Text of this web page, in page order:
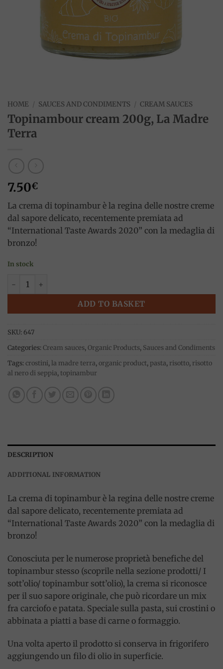
HOME / SAUCES AND CONDIMENTS / CREAM SAUCES
Topinambour cream 200g, La Madre
Terra
7.50€
La crema di topinambur è la regina delle nostre creme
dal sapore delicato, recentemente premiata ad
“International Taste Awards 2020” con la medaglia di
bronzo!
In stock
Topinambour cream 200g, La Madre Terra quantity
ADD TO BASKET
SKU: 647
Categories: Cream sauces, Organic Products, Sauces and Condiments
Tags: crostini, la madre terra, organic product, pasta, risotto, risotto
al nero di seppia, topinambur
DESCRIPTION
ADDITIONAL INFORMATION
La crema di topinambur è la regina delle nostre creme
dal sapore delicato, recentemente premiata ad
“International Taste Awards 2020” con la medaglia di
bronzo!
Conosciuta per le numerose proprietà benefiche del
topinambur stesso (scoprile nella sezione prodotti/ I
sott’olio/ topinambur sott’olio), la crema si riconosce
per il suo sapore originale, che può ricordare un mix
fra carciofo e patata. Speciale sulla pasta, sui crostini o
abbinata a piatti a base di carne o formaggio.
Una volta aperto il prodotto si conserva in frigorifero
aggiungendo un filo di olio in superficie.